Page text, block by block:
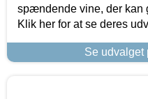
spændende vine, der kan
Klik her for at se deres
Se udvalget